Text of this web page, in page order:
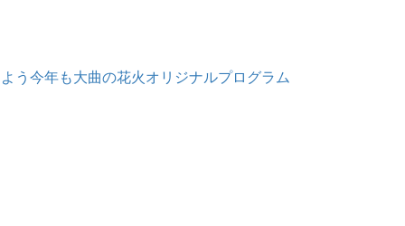
う今年も大曲の花火オリジナルプログラム